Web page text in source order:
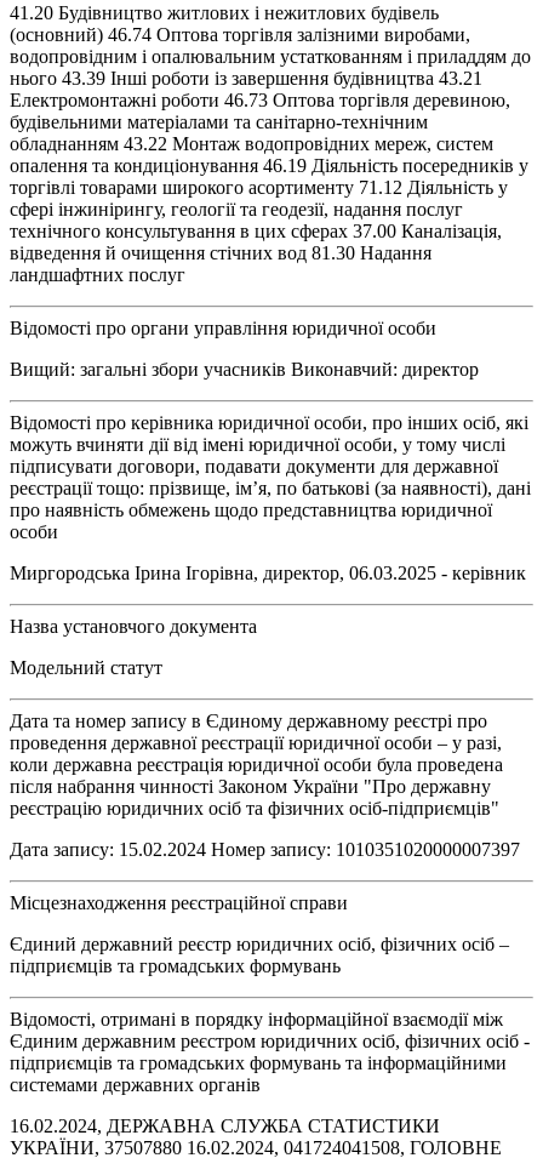
41.20 Будівництво житлових і нежитлових будівель
(основний) 46.74 Оптова торгівля залізними виробами,
водопровідним і опалювальним устаткованням і приладдям до
нього 43.39 Інші роботи із завершення будівництва 43.21
Електромонтажні роботи 46.73 Оптова торгівля деревиною,
будівельними матеріалами та санітарно-технічним
обладнанням 43.22 Монтаж водопровідних мереж, систем
опалення та кондиціонування 46.19 Діяльність посередників у
торгівлі товарами широкого асортименту 71.12 Діяльність у
сфері інжинірингу, геології та геодезії, надання послуг
технічного консультування в цих сферах 37.00 Каналізація,
відведення й очищення стічних вод 81.30 Надання
ландшафтних послуг
Відомості про органи управління юридичної особи
Вищий: загальні збори учасників Виконавчий: директор
Відомості про керівника юридичної особи, про інших осіб, які
можуть вчиняти дії від імені юридичної особи, у тому числі
підписувати договори, подавати документи для державної
реєстрації тощо: прізвище, ім’я, по батькові (за наявності), дані
про наявність обмежень щодо представництва юридичної
особи
Миргородська Ірина Ігорівна, директор, 06.03.2025 - керівник
Назва установчого документа
Модельний статут
Дата та номер запису в Єдиному державному реєстрі про
проведення державної реєстрації юридичної особи – у разі,
коли державна реєстрація юридичної особи була проведена
після набрання чинності Законом України "Про державну
реєстрацію юридичних осіб та фізичних осіб-підприємців"
Дата запису: 15.02.2024 Номер запису: 1010351020000007397
Місцезнаходження реєстраційної справи
Єдиний державний реєстр юридичних осіб, фізичних осіб –
підприємців та громадських формувань
Відомості, отримані в порядку інформаційної взаємодії між
Єдиним державним реєстром юридичних осіб, фізичних осіб -
підприємців та громадських формувань та інформаційними
системами державних органів
16.02.2024, ДЕРЖАВНА СЛУЖБА СТАТИСТИКИ
УКРАЇНИ, 37507880 16.02.2024, 041724041508, ГОЛОВНЕ